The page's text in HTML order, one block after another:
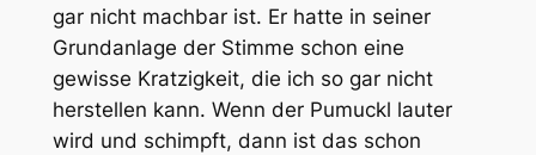
gar nicht machbar ist. Er hatte in seiner
Grundanlage der Stimme schon eine
gewisse Kratzigkeit, die ich so gar nicht
herstellen kann. Wenn der Pumuckl lauter
wird und schimpft, dann ist das schon